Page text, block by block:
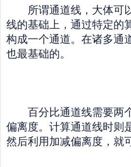
所谓通道线，大体可
线的基础上，通过特定的
构成一个通道。在诸多通
也最基础的。
百分比通道线需要两
偏离度。计算通道线时则
然后利用加减偏离度，就